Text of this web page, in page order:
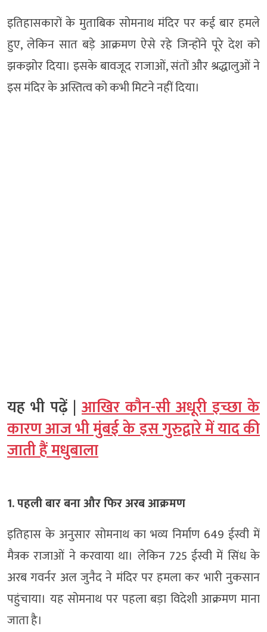
इतिहासकारों के मुताबिक सोमनाथ मंदिर पर कई बार हमले
हुए, लेकिन सात बड़े आक्रमण ऐसे रहे जिन्होंने पूरे देश को
झकझोर दिया। इसके बावजूद राजाओं, संतों और श्रद्धालुओं ने
इस मंदिर के अस्तित्व को कभी मिटने नहीं दिया।
यह भी पढ़ें | आखिर कौन-सी अधूरी इच्छा के
कारण आज भी मुंबई के इस गुरुद्वारे में याद की
जाती हैं मधुबाला
1. पहली बार बना और फिर अरब आक्रमण
इतिहास के अनुसार सोमनाथ का भव्य निर्माण 649 ईस्वी में
मैत्रक राजाओं ने करवाया था। लेकिन 725 ईस्वी में सिंध के
अरब गवर्नर अल जुनैद ने मंदिर पर हमला कर भारी नुकसान
पहुंचाया। यह सोमनाथ पर पहला बड़ा विदेशी आक्रमण माना
जाता है।